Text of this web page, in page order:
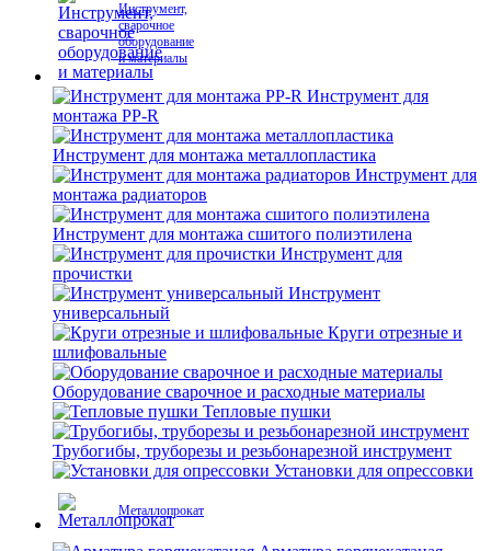
Инструмент,
сварочное
оборудование
и материалы
Инструмент для
монтажа PP-R
Инструмент для монтажа металлопластика
Инструмент для
монтажа радиаторов
Инструмент для монтажа сшитого полиэтилена
Инструмент для
прочистки
Инструмент
универсальный
Круги отрезные и
шлифовальные
Оборудование сварочное и расходные материалы
Тепловые пушки
Трубогибы, труборезы и резьбонарезной инструмент
Установки для опрессовки
Металлопрокат